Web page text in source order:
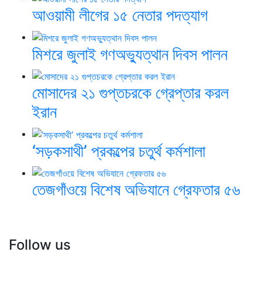
আওয়ামী লীগের ১৫ নেতার পদত্যাগ
মিশরে জুলাই গণঅভ্যুত্থান দিবস পালন
মোসাদের ২১ গুপ্তচরকে গ্রেপ্তার করল
ইরান
‘সড়কসাথী’ প্রকল্পের চতুর্থ কর্মশালা
তেজগাঁওয়ে বিশেষ অভিযানে গ্রেফতার ৫৬
Follow us